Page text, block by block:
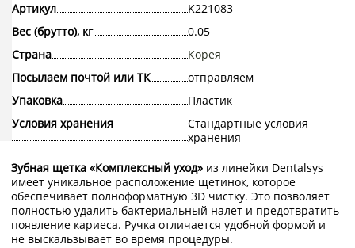
Артикул
K221083
Вес (брутто), кг
0.05
Страна
Корея
Посылаем почтой или ТК
отправляем
Упаковка
Пластик
Условия хранения
Стандартные условия
хранения
Зубная щетка «Комплексный уход» из линейки Dentalsys
имеет уникальное расположение щетинок, которое
обеспечивает полноформатную 3D чистку. Это позволяет
полностью удалить бактериальный налет и предотвратить
появление кариеса. Ручка отличается удобной формой и
не выскальзывает во время процедуры.